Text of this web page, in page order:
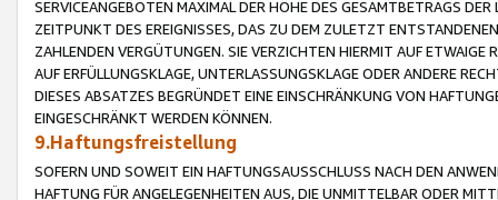
SERVICEANGEBOTEN MAXIMAL DER HÖHE DES GESAMTBETRAGS
ZEITPUNKT DES EREIGNISSES, DAS ZU DEM ZULETZT
ZAHLENDEN VERGÜTUNGEN. SIE VERZICHTEN HIERMIT AUF
AUF ERFÜLLUNGSKLAGE, UNTERLASSUNGSKLAGE ODER ANDERE
DIESES ABSATZES BEGRÜNDET EINE EINSCHRÄNKUNG VON
EINGESCHRÄNKT WERDEN KÖNNEN.
9.Haftungsfreistellung
SOFERN UND SOWEIT EIN HAFTUNGSAUSSCHLUSS NACH DEN
HAFTUNG FÜR ANGELEGENHEITEN AUS, DIE UNMITTELBAR ODER